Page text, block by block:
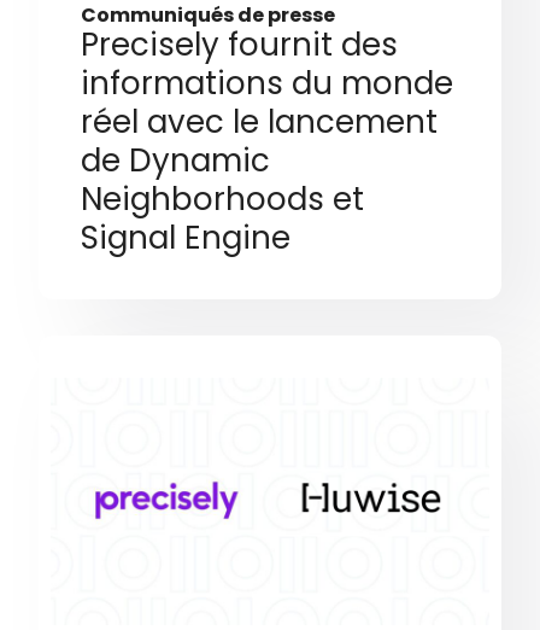
Communiqués de presse
Precisely fournit des
informations du monde
réel avec le lancement
de Dynamic
Neighborhoods et
Signal Engine